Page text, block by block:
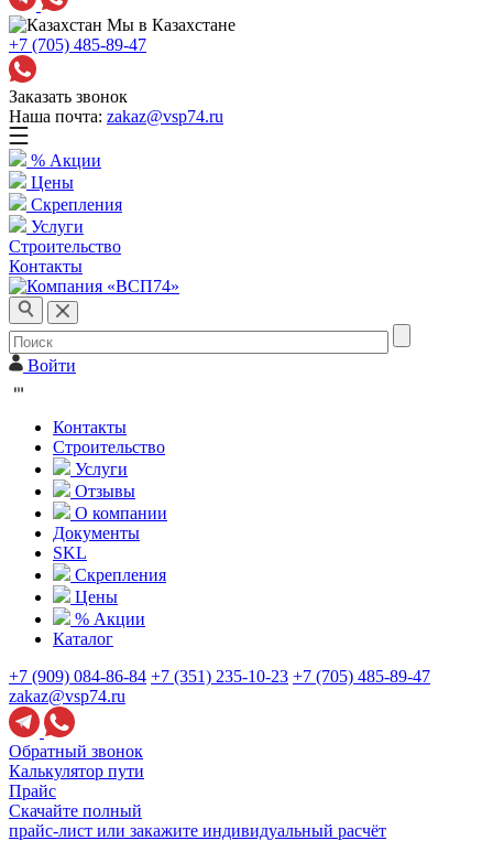
Мы в Казахстане
+7 (705) 485-89-47
Заказать звонок
Наша почта: zakaz@vsp74.ru
% Акции
Цены
Скрепления
Услуги
Строительство
Контакты
Войти
Контакты
Строительство
Услуги
Отзывы
О компании
Документы
SKL
Скрепления
Цены
% Акции
Каталог
+7 (909) 084-86-84 +7 (351) 235-10-23 +7 (705) 485-89-47
zakaz@vsp74.ru
Обратный звонок
Калькулятор пути
Прайс
Скачайте полный
прайс-лист или закажите индивидуальный расчёт